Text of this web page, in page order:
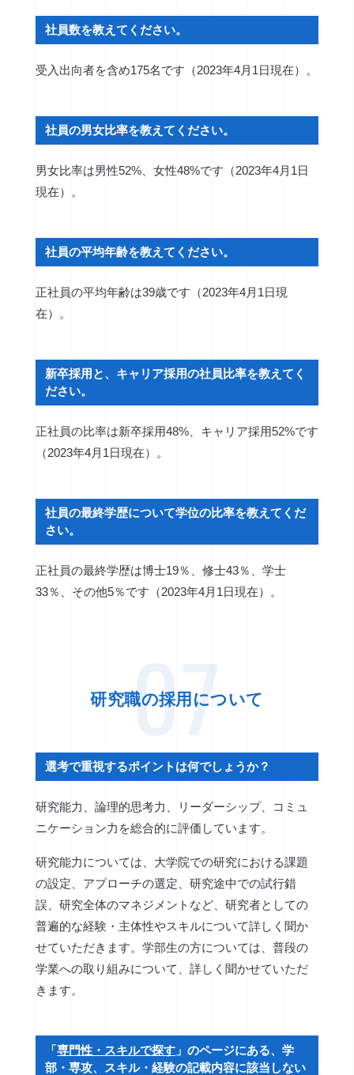
社員数を教えてください。
受入出向者を含め175名です（2023年4月1日現在）。
社員の男女比率を教えてください。
男女比率は男性52%、女性48%です（2023年4月1日
現在）。
社員の平均年齢を教えてください。
正社員の平均年齢は39歳です（2023年4月1日現
在）。
新卒採用と、キャリア採用の社員比率を教えてく
ださい。
正社員の比率は新卒採用48%、キャリア採用52%です
（2023年4月1日現在）。
社員の最終学歴について学位の比率を教えてくだ
さい。
正社員の最終学歴は博士19％、修士43％、学士
33％、その他5％です（2023年4月1日現在）。
07
研究職の採用について
選考で重視するポイントは何でしょうか？
研究能力、論理的思考力、リーダーシップ、コミュ
ニケーション力を総合的に評価しています。
研究能力については、大学院での研究における課題
の設定、アプローチの選定、研究途中での試行錯
誤、研究全体のマネジメントなど、研究者としての
普遍的な経験・主体性やスキルについて詳しく聞か
せていただきます。学部生の方については、普段の
学業への取り組みについて、詳しく聞かせていただ
きます。
「専門性・スキルで探す 」のページにある、学
部・専攻、スキル・経験の記載内容に該当しない